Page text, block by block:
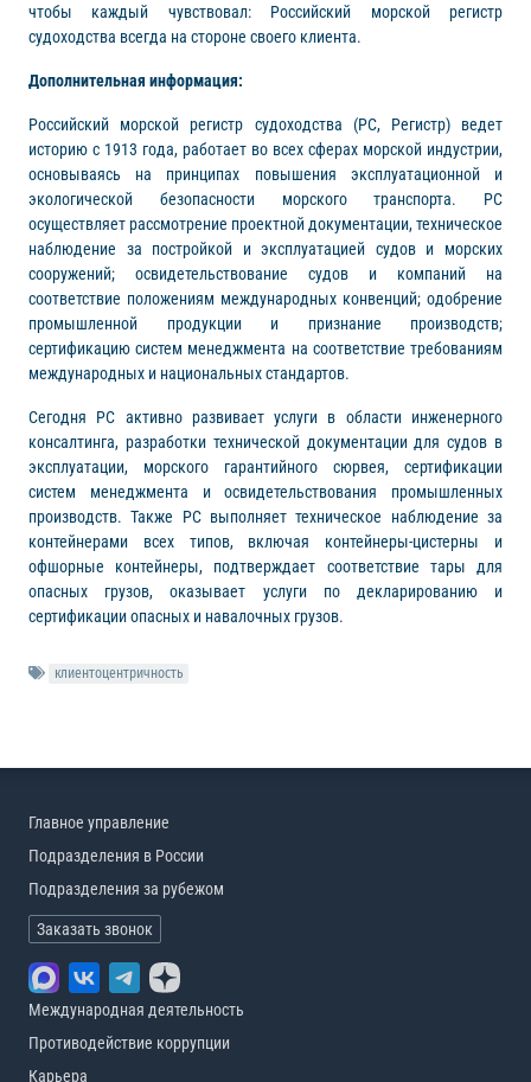
чтобы каждый чувствовал: Российский морской регистр
судоходства всегда на стороне своего клиента.
Дополнительная информация:
Российский морской регистр судоходства (РС, Регистр) ведет
историю с 1913 года, работает во всех сферах морской индустрии,
основываясь на принципах повышения эксплуатационной и
экологической безопасности морского транспорта. РС
осуществляет рассмотрение проектной документации, техническое
наблюдение за постройкой и эксплуатацией судов и морских
сооружений; освидетельствование судов и компаний на
соответствие положениям международных конвенций; одобрение
промышленной продукции и признание производств;
сертификацию систем менеджмента на соответствие требованиям
международных и национальных стандартов.
Сегодня РС активно развивает услуги в области инженерного
консалтинга, разработки технической документации для судов в
эксплуатации, морского гарантийного сюрвея, сертификации
систем менеджмента и освидетельствования промышленных
производств. Также РС выполняет техническое наблюдение за
контейнерами всех типов, включая контейнеры-цистерны и
офшорные контейнеры, подтверждает соответствие тары для
опасных грузов, оказывает услуги по декларированию и
сертификации опасных и навалочных грузов.
клиентоцентричность
Главное управление
Подразделения в России
Подразделения за рубежом
Заказать звонок
Международная деятельность
Противодействие коррупции
Карьера